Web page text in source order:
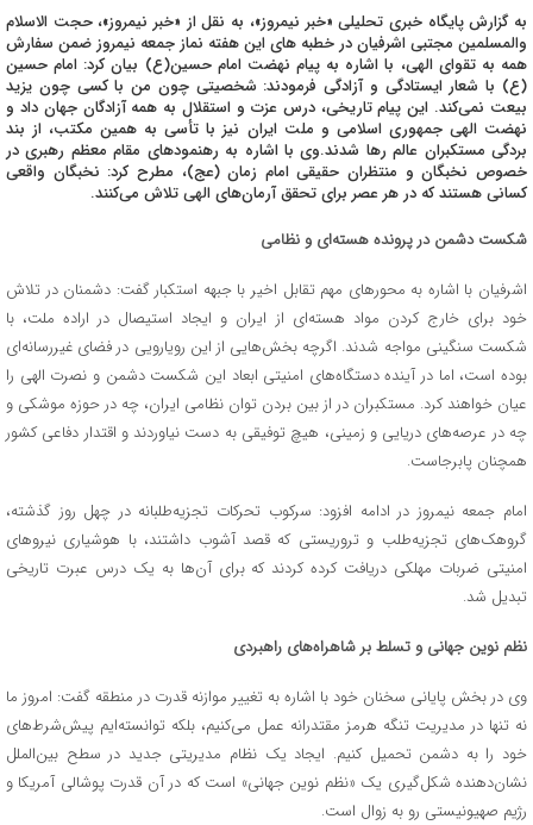
به گزارش پایگاه خبری تحلیلی «خبر نیمروز»، به نقل از «خبر نیمروز»، حجت الاسلام
والمسلمین مجتبی اشرفیان در خطبه های این هفته نماز جمعه نیمروز ضمن سفارش
همه به تقوای الهی، با اشاره به پیام نهضت امام حسین(ع) بیان کرد: امام حسین
(ع) با شعار ایستادگی و آزادگی فرمودند: شخصیتی چون من با کسی چون یزید
بیعت نمی‌کند. این پیام تاریخی، درس عزت و استقلال به همه آزادگان جهان داد و
نهضت الهی جمهوری اسلامی و ملت ایران نیز با تأسی به همین مکتب، از بند
بردگی مستکبران عالم رها شدند.وی با اشاره به رهنمودهای مقام معظم رهبری در
خصوص نخبگان و منتظران حقیقی امام زمان (عج)، مطرح کرد: نخبگان واقعی
کسانی هستند که در هر عصر برای تحقق آرمان‌های الهی تلاش می‌کنند.
شکست دشمن در پرونده هسته‌ای و نظامی
اشرفیان با اشاره به محورهای مهم تقابل اخیر با جبهه استکبار گفت: دشمنان در تلاش
خود برای خارج کردن مواد هسته‌ای از ایران و ایجاد استیصال در اراده ملت، با
شکست سنگینی مواجه شدند. اگرچه بخش‌هایی از این رویارویی در فضای غیررسانه‌ای
بوده است، اما در آینده دستگاه‌های امنیتی ابعاد این شکست دشمن و نصرت الهی را
عیان خواهند کرد. مستکبران در از بین بردن توان نظامی ایران، چه در حوزه موشکی و
چه در عرصه‌های دریایی و زمینی، هیچ توفیقی به دست نیاوردند و اقتدار دفاعی کشور
همچنان پابرجاست.
امام جمعه نیمروز در ادامه افزود: سرکوب تحرکات تجزیه‌طلبانه در چهل روز گذشته،
گروهک‌های تجزیه‌طلب و تروریستی که قصد آشوب داشتند، با هوشیاری نیروهای
امنیتی ضربات مهلکی دریافت کرده کردند که برای آن‌ها به یک درس عبرت تاریخی
تبدیل شد.
نظم نوین جهانی و تسلط بر شاهراه‌های راهبردی
وی در بخش پایانی سخنان خود با اشاره به تغییر موازنه قدرت در منطقه گفت: امروز ما
نه تنها در مدیریت تنگه هرمز مقتدرانه عمل می‌کنیم، بلکه توانسته‌ایم پیش‌شرط‌های
خود را به دشمن تحمیل کنیم. ایجاد یک نظام مدیریتی جدید در سطح بین‌الملل
نشان‌دهنده شکل‌گیری یک «نظم نوین جهانی» است که در آن قدرت پوشالی آمریکا و
رژیم صهیونیستی رو به زوال است.